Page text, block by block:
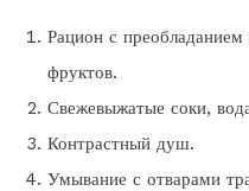
Рацион с
фруктов.
Свежевыжатые соки,
Контрастный душ.
Умывание с отварами